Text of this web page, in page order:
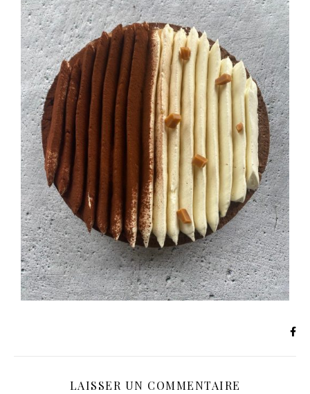
LAISSER UN COMMENTAIRE